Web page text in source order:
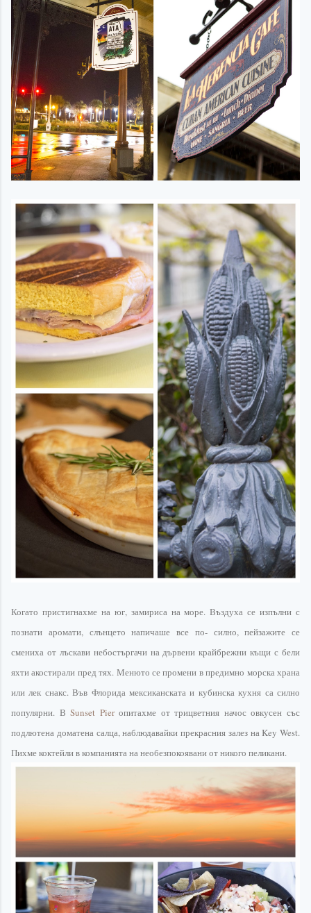
Когато пристигнахмена юг, замириса на море. Въздуха се изпълни с
познати аромати, слънцето напичаше все по- силно, пейзажите се
смениха от лъскави небостъргачина дървени крайбрежни къщи с бели
яхти акостирали пред тях. Менюто се промени в предимно морска храна
или лек снакс. Във Флорида мексиканската и кубинска кухня са силно
популярни. ВSunset Pierопитахме от трицветния начос овкусен със
подлютена доматена салца,наблюдавайки прекрасния залез на Key West.
Пихме коктейли в компанията нанеобезпокояваниот никого пеликани.